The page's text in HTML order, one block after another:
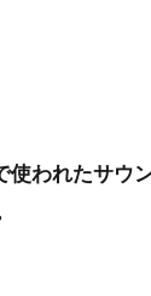
使われたサウ